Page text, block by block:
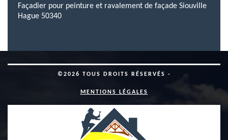
Façadier pour peinture et ravalement de façade Siouville
Hague 50340
©2026 TOUS DROITS RÉSERVÉS -
MENTIONS LÉGALES